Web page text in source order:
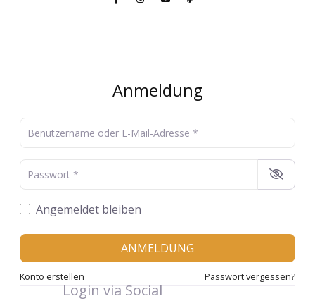
Anmeldung
Benutzername oder E-Mail-Adresse
*
Angemeldet bleiben
ANMELDUNG
Konto erstellen Passwort vergessen?
Login via Social